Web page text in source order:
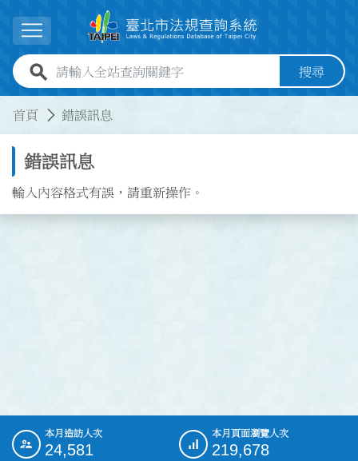
展開選單
全站查詢關鍵字欄位 搜尋
首頁 錯誤訊息
錯誤訊息
輸入內容格式有誤，請重新操作。
::: 本月造訪人次
24,581
本月頁面瀏覽人次
219,678